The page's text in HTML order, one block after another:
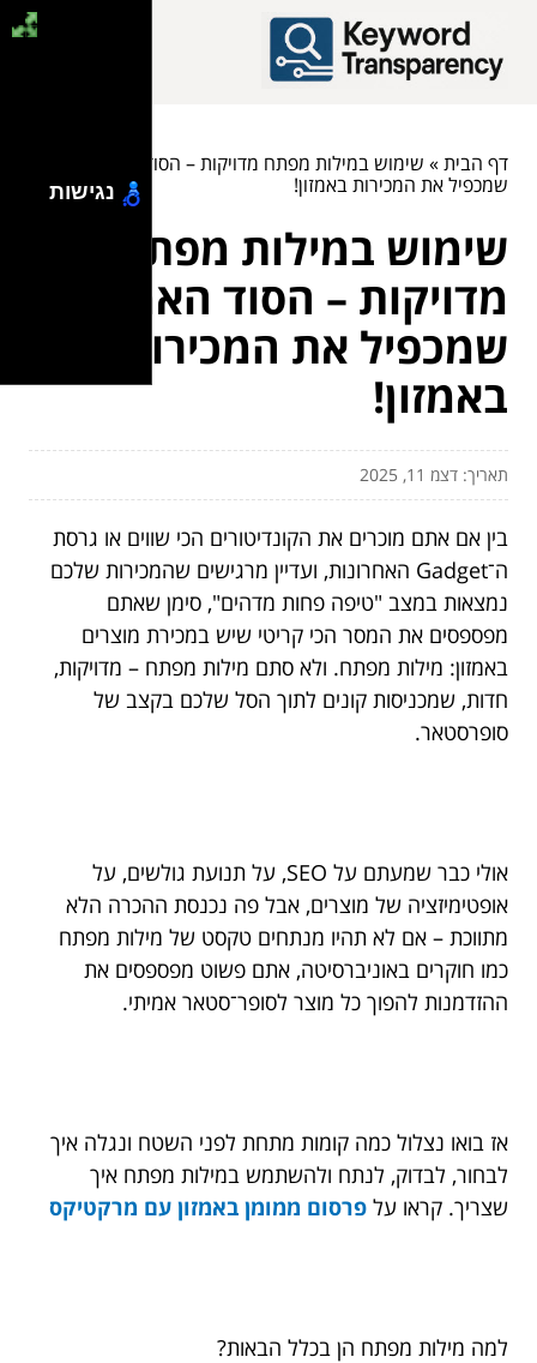
דף הבית» שימוש במילות מפתח מדויקות – הסוד האמיתי
שמכפיל את המכירות באמזון!
שימוש במילות מפתח
מדויקות – הסוד האמיתי
שמכפיל את המכירות
באמזון!
תאריך: דצמ 11, 2025
בין אם אתם מוכרים את הקונדיטורים הכי שווים או גרסת
ה־Gadget האחרונות, ועדיין מרגישים שהמכירות שלכם
נמצאות במצב "טיפה פחות מדהים", סימן שאתם
מפספסים את המסר הכי קריטי שיש במכירת מוצרים
באמזון: מילות מפתח. ולא סתם מילות מפתח – מדויקות,
חדות, שמכניסות קונים לתוך הסל שלכם בקצב של
סופרסטאר.
אולי כבר שמעתם על SEO, על תנועת גולשים, על
אופטימיזציה של מוצרים, אבל פה נכנסת ההכרה הלא
מתווכת – אם לא תהיו מנתחים טקסט של מילות מפתח
כמו חוקרים באוניברסיטה, אתם פשוט מפספסים את
ההזדמנות להפוך כל מוצר לסופר־סטאר אמיתי.
אז בואו נצלול כמה קומות מתחת לפני השטח ונגלה איך
לבחור, לבדוק, לנתח ולהשתמש במילות מפתח איך
שצריך. קראו על פרסום ממומן באמזון עם מרקטיקס
למה מילות מפתח הן בכלל הבאות?
נגישות